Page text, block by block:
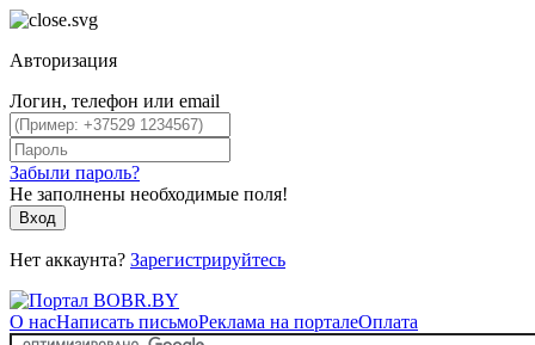
Авторизация
Логин, телефон или email
Забыли пароль?
Не заполнены необходимые поля!
Вход
Нет аккаунта? Зарегистрируйтесь
О насНаписать письмоРеклама на порталеОплата